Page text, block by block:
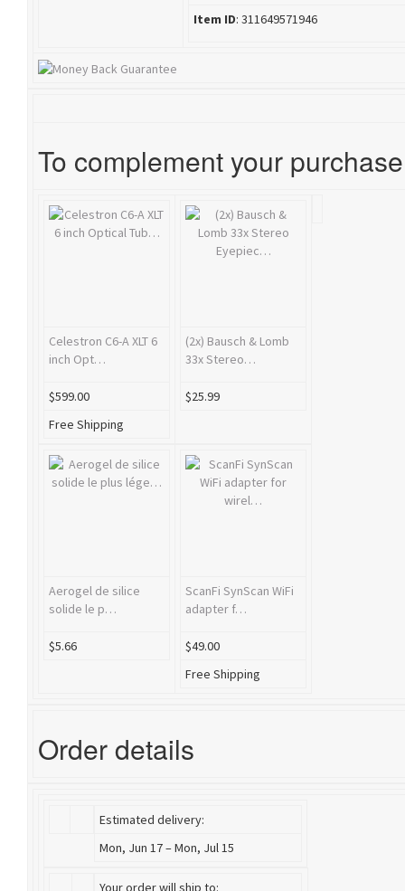
Item ID: 311649571946
To complement your purchase
Celestron C6-A XLT 6
inch Opt…
$599.00
Free Shipping
(2x) Bausch & Lomb
33x Stereo…
$25.99
Aerogel de silice
solide le p…
$5.66
ScanFi SynScan WiFi
adapter f…
$49.00
Free Shipping
Order details
Estimated delivery:
Mon, Jun 17 – Mon, Jul 15
Your order will ship to: